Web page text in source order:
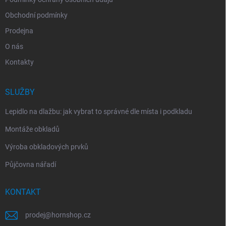
Obchodní podmínky
Prodejna
O nás
Kontakty
SLUŽBY
Lepidlo na dlažbu: jak vybrat to správné dle místa i podkladu
Montáže obkladů
Výroba obkladových prvků
Půjčovna nářadí
KONTAKT
prodej@hornshop.cz